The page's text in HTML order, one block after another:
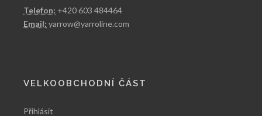
Telefon: +420 603 484464
Email: yarrow@yarroline.com
VELKOOBCHODNÍ ČÁST
Přihlásit